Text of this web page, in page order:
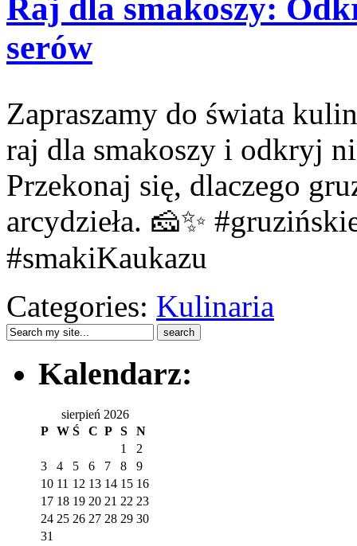
Raj dla smakoszy:
serów
Zapraszamy do świata
raj dla smakoszy i odkryj
Przekonaj się, dlaczego
arcydzieła. 🧀✨
#smakiKaukazu
Categories: Kulinaria
Kalendarz:
sierpień 2026
P W Ś C P S
N
1
2
3
4 5 6 7 8
9
10 11 12 13 14 15 16
17 18 19 20 21 22 23
24 25 26 27 28 29 30
31